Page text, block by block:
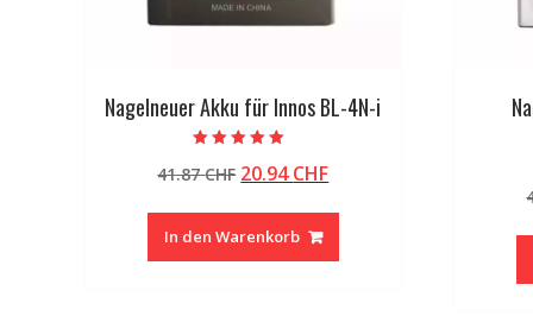
Nagelneuer Akku für Innos BL-4N-i
5.00
von 5
41.87CHF Ursprünglicher
war:
41.87 CHF
20.94CHFAktueller
In den Warenkorb